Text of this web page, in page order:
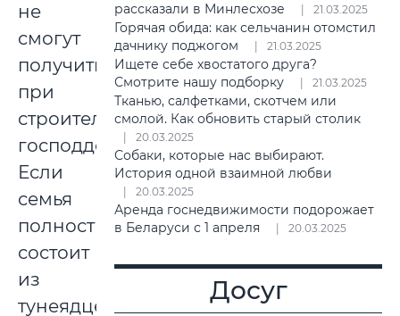
не
смогут
получить
при
строительстве
господдержку.
Если
семья
полностью
состоит
из
тунеядцев,
рассказали в Минлесхозе
21.03.2025
Горячая обида: как сельчанин отомстил
дачнику поджогом
21.03.2025
Ищете себе хвостатого друга?
Смотрите нашу подборку
21.03.2025
Тканью, салфетками, скотчем или
смолой. Как обновить старый столик
20.03.2025
Собаки, которые нас выбирают.
История одной взаимной любви
20.03.2025
Аренда госнедвижимости подорожает
в Беларуси с 1 апреля
20.03.2025
Досуг